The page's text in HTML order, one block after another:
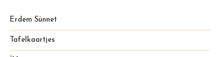
Erdem Sünnet
Tafelkaartjes